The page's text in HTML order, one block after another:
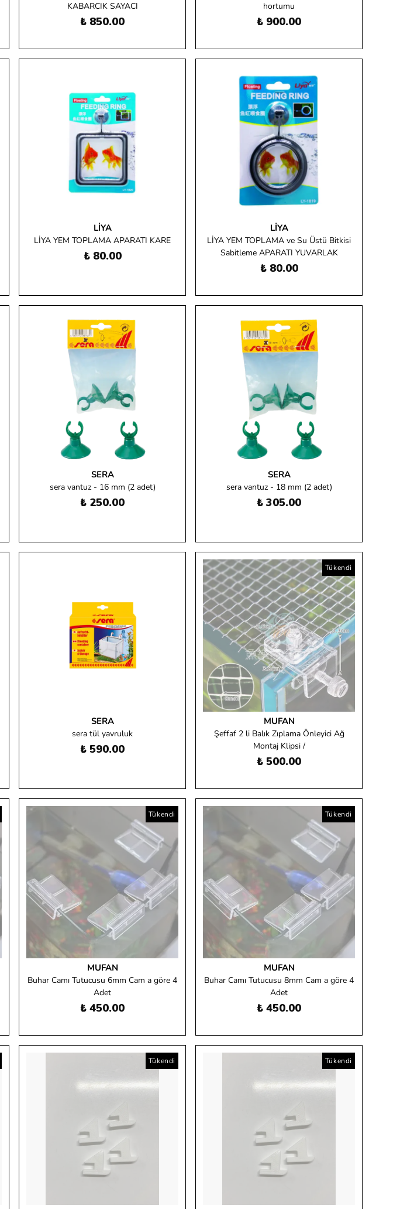
KABARCIK SAYACI
₺ 850.00
hortumu
₺ 900.00
LIYA
LİYA YEM TOPLAMA APARATI KARE
₺ 80.00
LIYA
LİYA YEM TOPLAMA ve Su Üstü Bitkisi
Sabitleme APARATI YUVARLAK
₺ 80.00
SERA
sera vantuz - 16 mm (2 adet)
₺ 250.00
SERA
sera vantuz - 18 mm (2 adet)
₺ 305.00
SERA
sera tül yavruluk
₺ 590.00
Tükendi
MUFAN
Şeffaf 2 li Balık Zıplama Önleyici Ağ
Montaj Klipsi /
₺ 500.00
Tükendi
MUFAN
Buhar Camı Tutucusu 6mm Cam a göre 4
Adet
₺ 450.00
Tükendi
MUFAN
Buhar Camı Tutucusu 8mm Cam a göre 4
Adet
₺ 450.00
Tükendi Tükendi